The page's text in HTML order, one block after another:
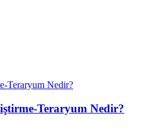
Teraryum Nedir?